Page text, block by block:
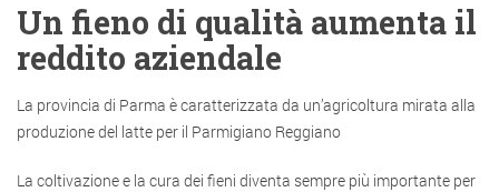
Un fieno di qualità aumenta il
reddito aziendale
La provincia di Parma è caratterizzata da un’agricoltura mirata alla
produzione del latte per il Parmigiano Reggiano
La coltivazione e la cura dei fieni diventa sempre più importante per